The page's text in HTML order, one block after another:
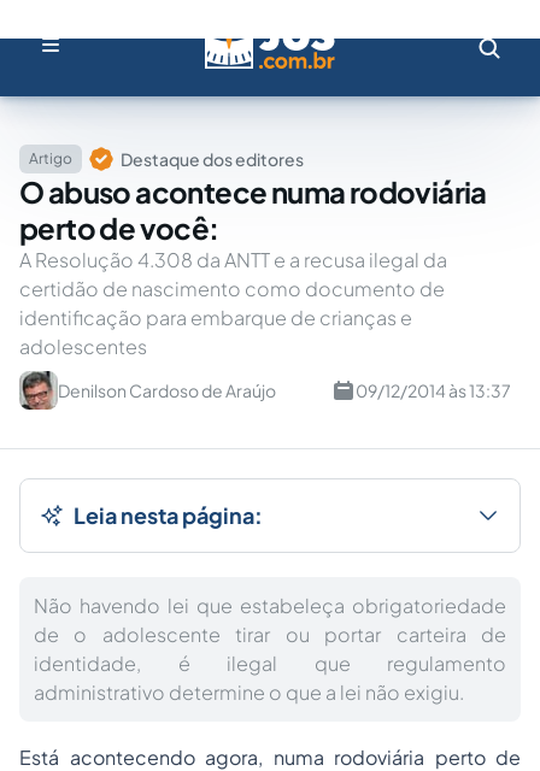
Artigo Destaque dos editores
O abuso acontece numa rodoviária
perto de você:
A Resolução 4.308 da ANTT e a recusa ilegal da
certidão de nascimento como documento de
identificação para embarque de crianças e
adolescentes
Denilson Cardoso de Araújo 09/12/2014 às 13:37
Leia nesta página:
Não havendo lei que estabeleça obrigatoriedade
de o adolescente tirar ou portar carteira de
identidade, é ilegal que regulamento
administrativo determine o que a lei não exigiu.
Está acontecendo agora, numa rodoviária perto de